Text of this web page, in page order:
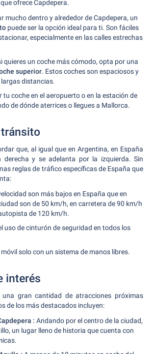
ofrece Capdepera.
mucho dentro y alrededor de Capdepera, un
puede ser la opción ideal para ti. Son fáciles
especialmente en las calles estrechas
quieres un coche más cómodo, opta por una
superior. Estos coches son espaciosos y
distancias.
tu coche en el aeropuerto o en la estación de
de dónde aterrices o llegues a Mallorca.
que, al igual que en Argentina, en España
derecha y se adelanta por la izquierda. Sin
reglas de tráfico específicas de España que
son más bajos en España que en
son de 50 km/h, en carretera de 90 km/h
de 120 km/h.
uso de cinturón de seguridad en todos los
solo con un sistema de manos libres.
interés
una gran cantidad de atracciones próximas
de los más destacados incluyen:
: Andando por el centro de la ciudad,
un lugar lleno de historia que cuenta con